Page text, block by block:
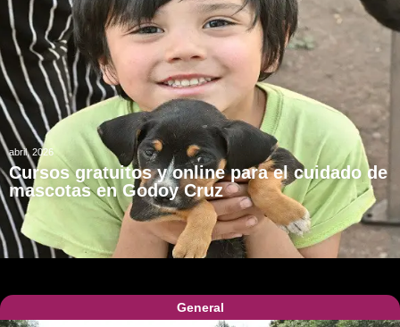
abril, 2026
Cursos gratuitos y online para el cuidado de
mascotas en Godoy Cruz
General